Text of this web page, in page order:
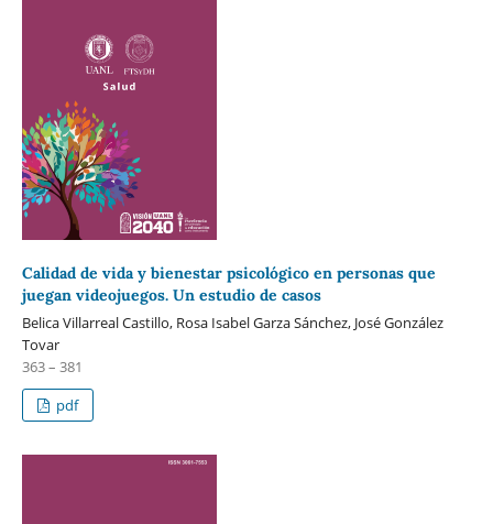
Calidad de vida y bienestar psicológico en personas que
juegan videojuegos. Un estudio de casos
Belica Villarreal Castillo, Rosa Isabel Garza Sánchez, José González
Tovar
363 – 381
pdf